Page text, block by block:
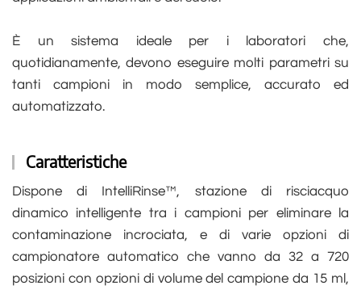
È un sistema ideale per i laboratori che,
quotidianamente, devono eseguire molti parametri su
tanti campioni in modo semplice, accurato ed
automatizzato.
Caratteristiche
Dispone di IntelliRinse™, stazione di risciacquo
dinamico intelligente tra i campioni per eliminare la
contaminazione incrociata, e di varie opzioni di
campionatore automatico che vanno da 32 a 720
posizioni con opzioni di volume del campione da 15 ml,